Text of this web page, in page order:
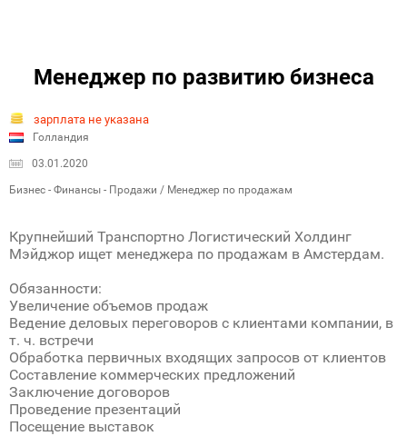
Менеджер по развитию бизнеса
зарплата не указана
Голландия
03.01.2020
Бизнес - Финансы - Продажи / Менеджер по продажам
Крупнейший Транспортно Логистический Холдинг
Мэйджор ищет менеджера по продажам в Амстердам.
Обязанности:
Увеличение объемов продаж
Ведение деловых переговоров с клиентами компании, в
т. ч. встречи
Обработка первичных входящих запросов от клиентов
Составление коммерческих предложений
Заключение договоров
Проведение презентаций
Посещение выставок